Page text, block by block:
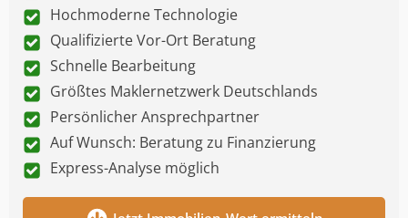
Hochmoderne Technologie
Qualifizierte Vor-Ort Beratung
Schnelle Bearbeitung
Größtes Maklernetzwerk Deutschlands
Persönlicher Ansprechpartner
Auf Wunsch: Beratung zu Finanzierung
Express-Analyse möglich